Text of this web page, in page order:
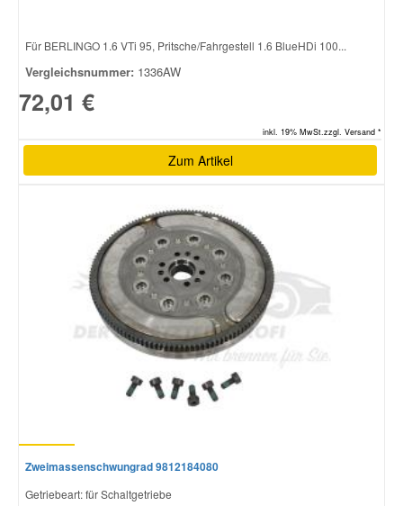
Für BERLINGO 1.6 VTi 95, Pritsche/Fahrgestell 1.6 BlueHDi 100...
Vergleichsnummer: 1336AW
72,01 €
inkl. 19% MwSt.zzgl. Versand *
Zum Artikel
Zweimassenschwungrad 9812184080
Getriebeart: für Schaltgetriebe